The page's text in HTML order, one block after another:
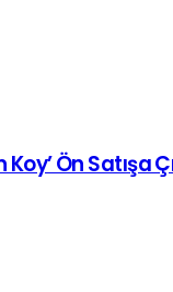
Ön Satışa